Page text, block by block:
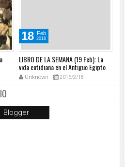
18 Feb
2016
LIBRO DE LA SEMANA (19 Feb): La
vida cotidiana en el Antiguo Egipto
Unknown 2016/2/18
Blogger